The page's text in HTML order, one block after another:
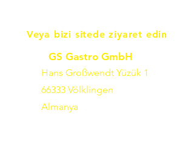
Veya bizi sitede ziyaret edin
GS Gastro GmbH
Hans Großwendt Yüzük 1
66333 Völklingen
Almanya